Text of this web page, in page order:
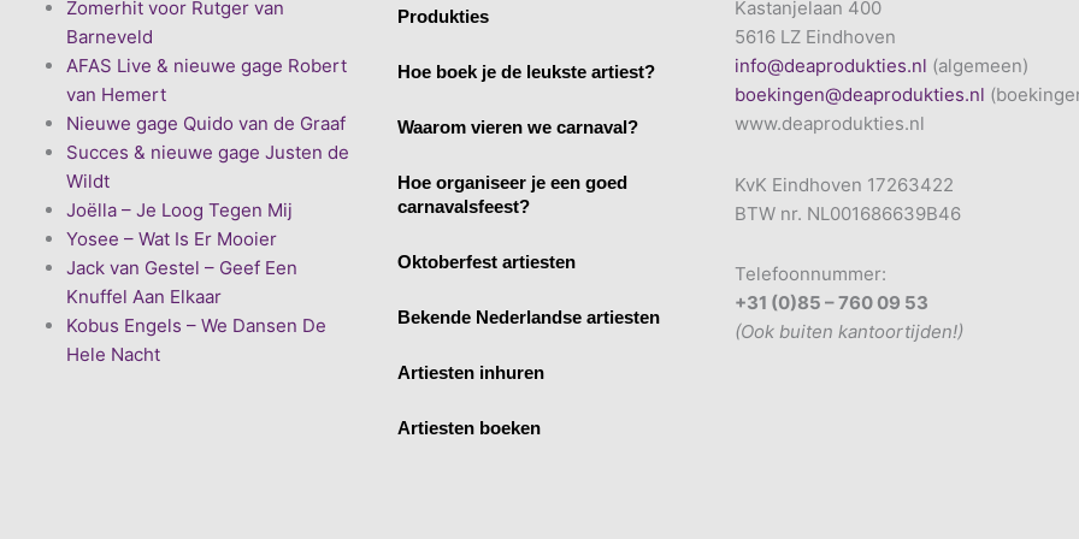
Zomerhit voor Rutger van
Barneveld
AFAS Live & nieuwe gage Robert
van Hemert
Nieuwe gage Quido van de Graaf
Succes & nieuwe gage Justen de
Wildt
Joëlla – Je Loog Tegen Mij
Yosee – Wat Is Er Mooier
Jack van Gestel – Geef Een
Knuffel Aan Elkaar
Kobus Engels – We Dansen De
Hele Nacht
Produkties
Hoe boek je de leukste artiest?
Waarom vieren we carnaval?
Hoe organiseer je een goed
carnavalsfeest?
Oktoberfest artiesten
Bekende Nederlandse artiesten
Artiesten inhuren
Artiesten boeken
Kastanjelaan 400
5616 LZ Eindhoven
info@deaprodukties.nl (algemeen)
boekingen@deaprodukties.nl
www.deaprodukties.nl
KvK Eindhoven 17263422
BTW nr. NL001686639B46
Telefoonnummer:
+31 (0)85 – 760 09 53
(Ook buiten kantoortijden!)